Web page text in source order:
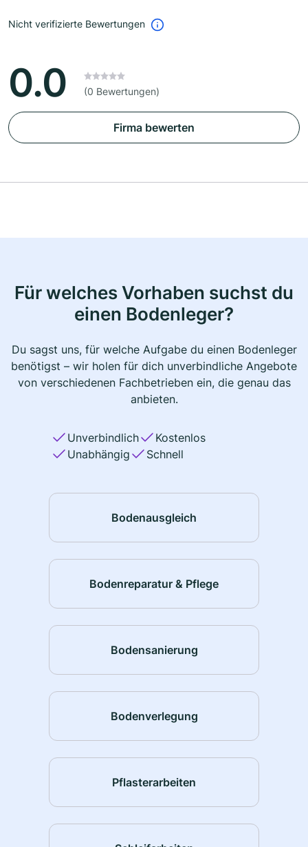
Nicht verifizierte Bewertungen
0.0 (0 Bewertungen)
Firma bewerten
Für welches Vorhaben suchst du
einen Bodenleger?
Du sagst uns, für welche Aufgabe du einen Bodenleger
benötigst – wir holen für dich unverbindliche Angebote
von verschiedenen Fachbetrieben ein, die genau das
anbieten.
Unverbindlich
Kostenlos
Unabhängig
Schnell
Bodenausgleich
Bodenreparatur & Pflege
Bodensanierung
Bodenverlegung
Pflasterarbeiten